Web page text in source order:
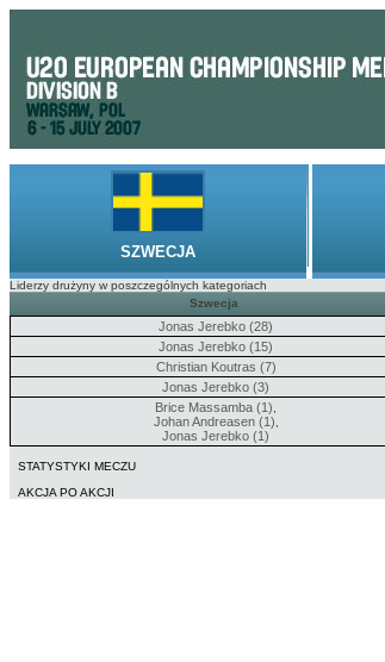
SZWECJA
Liderzy drużyny w poszczególnych kategoriach
Szwecja
Jonas Jerebko (28)
Jonas Jerebko (15)
Christian Koutras (7)
Jonas Jerebko (3)
Brice Massamba (1)
Johan Andreasen (1)
Jonas Jerebko (1)
STATYSTYKI MECZU
AKCJA PO AKCJI